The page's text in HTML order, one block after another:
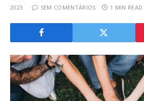
2023
SEM COMENTÁRIOS 1 MIN READ